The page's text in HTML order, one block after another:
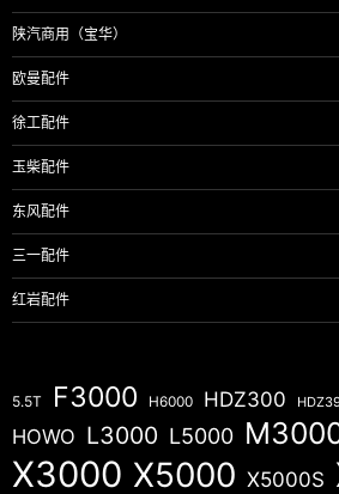
陕汽商用（宝华）
欧曼配件
徐工配件
玉柴配件
东风配件
三一配件
红岩配件
5.5T F3000 H6000 HDZ300
HOWO L3000 L5000
X3000 X5000 X5000S